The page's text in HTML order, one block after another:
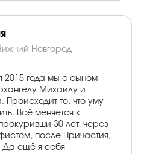
Новгород
2015 года мы с сыном
Михаилу и
Происходит то, что уму
Всё меняется к
30 лет, через
после Причастия,
Да ещё я себя